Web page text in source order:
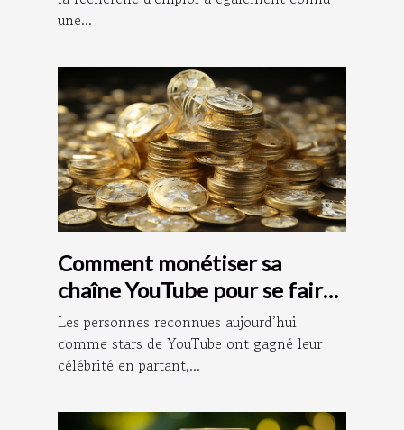
une...
Comment monétiser sa
chaîne YouTube pour se faire
de l’argent ?
Les personnes reconnues aujourd’hui
comme stars de YouTube ont gagné leur
célébrité en partant,...